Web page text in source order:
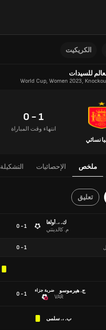
الكريكيت
للسيدات
World Cup, Women 2023,
نسائي
1 - 0
انتهاء وقت المباراة
ملخص الإحصائيات التشكيلة
تعليق
ك. ،. أولغا
م. كالدينتي
1 - 0
1
-
0
ج. هيرموسو
VAR
ضربة جزاء
1 - 0
ب. ،. سلمى